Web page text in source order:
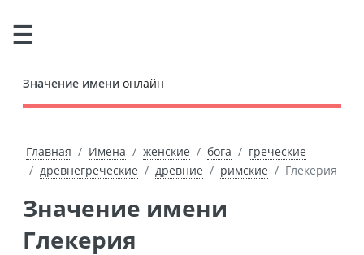
Значение имени онлайн
Главная Имена женские бога
греческие
древнегреческие
древние римские Глекерия
Значение имени
Глекерия